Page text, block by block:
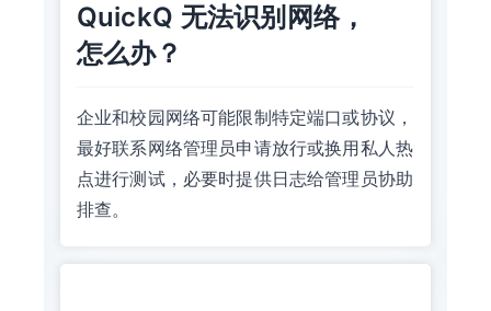
QuickQ 无法识别网络，
怎么办？
企业和校园网络可能限制特定端口或协议，
最好联系网络管理员申请放行或换用私人热
点进行测试，必要时提供日志给管理员协助
排查。